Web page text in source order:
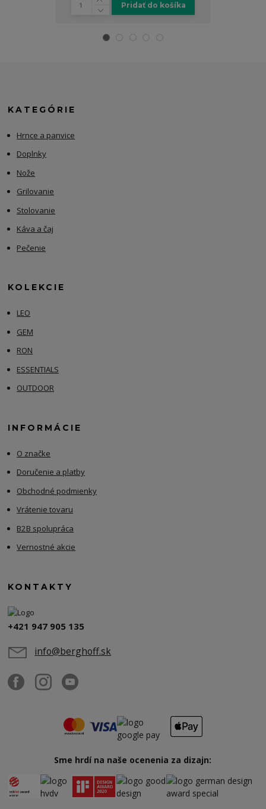
Pridať do košíka
KATEGÓRIE
Hrnce a panvice
Doplnky
Nože
Grilovanie
Stolovanie
Káva a čaj
Pečenie
KOLEKCIE
LEO
GEM
RON
ESSENTIALS
OUTDOOR
INFORMÁCIE
O značke
Doručenie a platby
Obchodné podmienky
Vrátenie tovaru
B2B spolupráca
Vernostné akcie
KONTAKTY
+421 947 905 135
info@berghoff.sk
Sme hrdí na naše ocenenia za dizajn: